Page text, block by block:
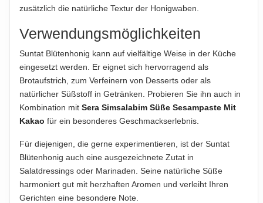
übernommen. Bitte prüfen Sie die Angaben auf der jeweiligen
Produktverpackung; nur diese sind verbindlich.
zusätzlich die natürliche Textur der Honigwaben.
Verwendungsmöglichkeiten
Suntat Blütenhonig kann auf vielfältige Weise in der Küche
eingesetzt werden. Er eignet sich hervorragend als
Brotaufstrich, zum Verfeinern von Desserts oder als
natürlicher Süßstoff in Getränken. Probieren Sie ihn auch in
Kombination mit Sera Simsalabim Süße Sesampaste Mit
Kakao für ein besonderes Geschmackserlebnis.
Für diejenigen, die gerne experimentieren, ist der Suntat
Blütenhonig auch eine ausgezeichnete Zutat in
Salatdressings oder Marinaden. Seine natürliche Süße
harmoniert gut mit herzhaften Aromen und verleiht Ihren
Gerichten eine besondere Note.